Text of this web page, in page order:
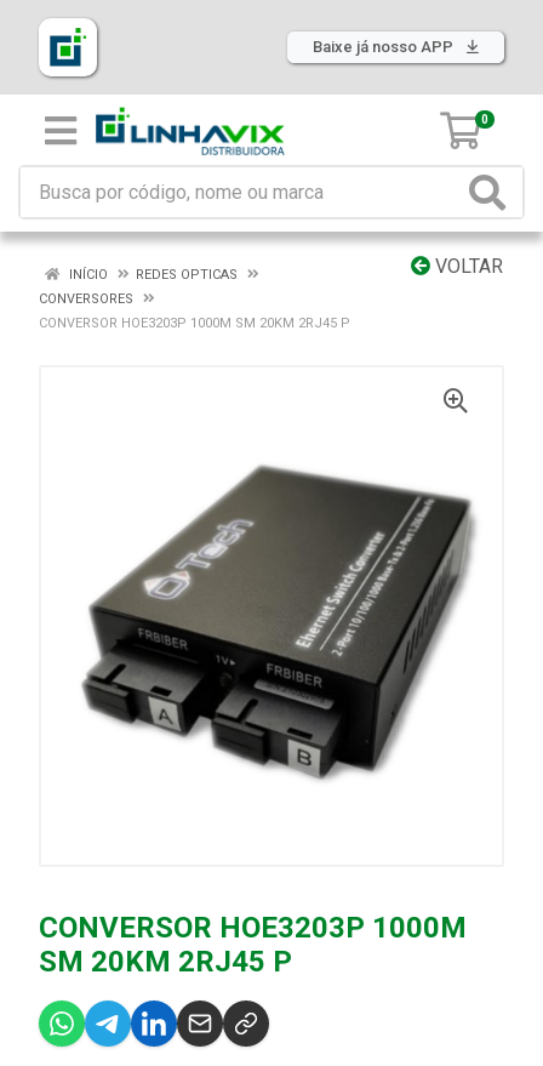
Baixe já nosso APP
0
VOLTAR
INÍCIO
REDES OPTICAS
CONVERSORES
CONVERSOR HOE3203P 1000M SM 20KM 2RJ45 P
CONVERSOR HOE3203P 1000M
SM 20KM 2RJ45 P